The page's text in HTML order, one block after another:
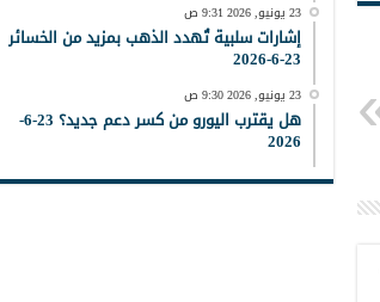
23 يونيو, 2026 9:31 ص
إشارات سلبية تُهدد الذهب بمزيد من الخسائر
23-6-2026
23 يونيو, 2026 9:30 ص
هل يقترب اليورو من كسر دعم جديد؟ 23-6-
2026